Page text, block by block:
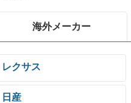
海外メーカー
レクサス
日産